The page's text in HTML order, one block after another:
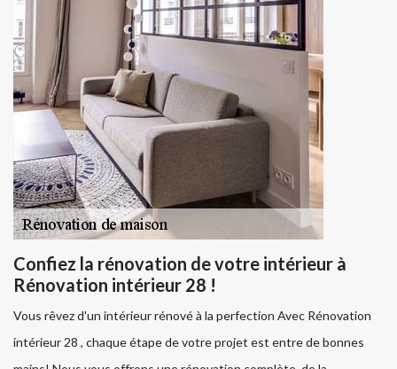
Confiez la rénovation de votre intérieur à
Rénovation intérieur 28 !
Vous rêvez d'un intérieur rénové à la perfection Avec Rénovation
intérieur 28 , chaque étape de votre projet est entre de bonnes